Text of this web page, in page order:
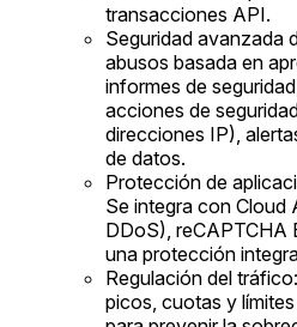
transacciones API.
Seguridad avanzada
abusos basada en
informes de
acciones de
direcciones IP),
de datos.
Protección de
Se integra con Cloud
DDoS), reCAPTCHA
una protección
Regulación del
picos, cuotas y